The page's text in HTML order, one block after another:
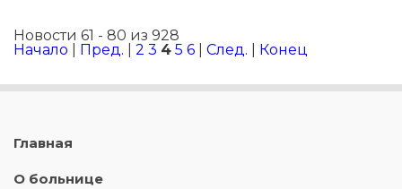
Новости 61 - 80 из 928
Начало
Пред. 2 3 4 5 6 След. Конец
Главная
О больнице